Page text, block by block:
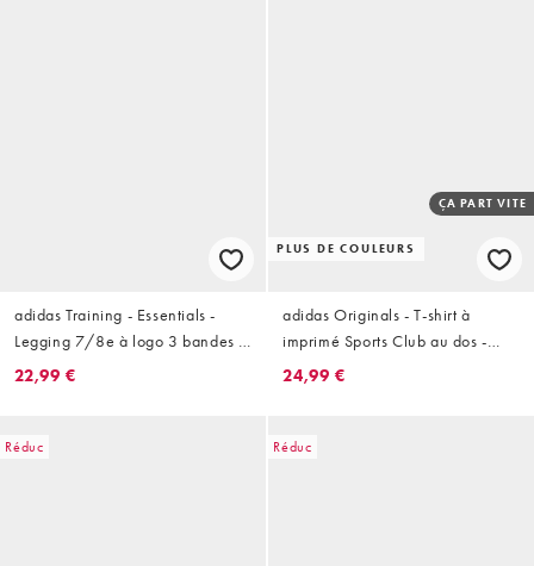
adidas Training - Essentials -
Legging 7/8e à logo 3 bandes -
Noir
22,99 €
PLUS DE COULEURS
ÇA PART VITE
adidas Originals - T-shirt à
imprimé Sports Club au dos -
Blanc cassé
24,99 €
Réduc Réduc